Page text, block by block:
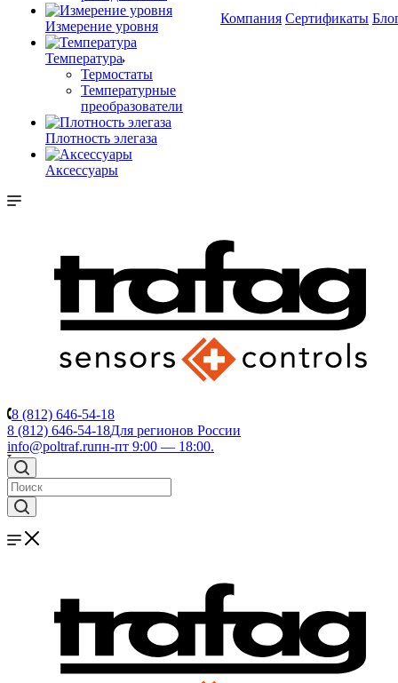
Измерение уровня
Температура
Термостаты
Температурные
преобразователи
Плотность элегаза
Аксессуары
Компания Сертификаты
8 (812) 646-54-18
8 (812) 646-54-18Для регионов России
info@poltraf.ruпн-пт 9:00 — 18:00.